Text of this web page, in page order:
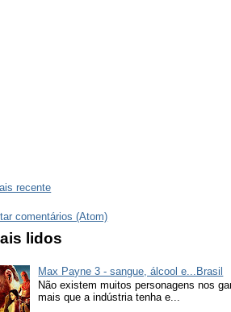
recente
comentários (Atom)
lidos
Max Payne 3 - sangue, álcool e...Brasil
Não existem muitos personagens nos
mais que a indústria tenha e...